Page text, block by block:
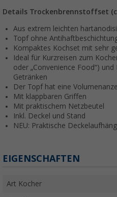
Details Trockenbrennstoffset
Aus extrem leichten
Topf ohne
Kompaktes Kochset mit sehr
Ideal für Kurzreisen zum
oder „Convenience Food“)
Getränken
Der Topf hat eine
Mit klappbaren Griffen
Mit praktischem Netzbeutel
Inkl. Deckel und Stand
NEU: Praktische
EIGENSCHAFTEN
Art Kocher